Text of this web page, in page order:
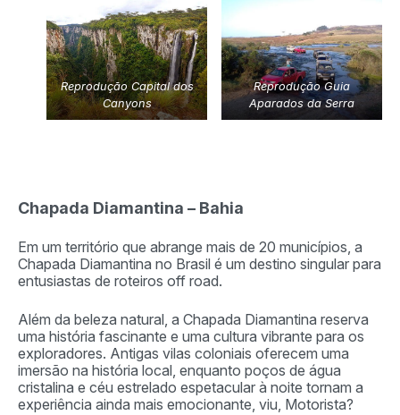
Reprodução Capital dos
Canyons
Reprodução Guia
Aparados da Serra
Chapada Diamantina – Bahia
Em um território que abrange mais de 20 municípios, a
Chapada Diamantina no Brasil é um destino singular para
entusiastas de roteiros off road.
Além da beleza natural, a Chapada Diamantina reserva
uma história fascinante e uma cultura vibrante para os
exploradores. Antigas vilas coloniais oferecem uma
imersão na história local, enquanto poços de água
cristalina e céu estrelado espetacular à noite tornam a
experiência ainda mais emocionante, viu, Motorista?